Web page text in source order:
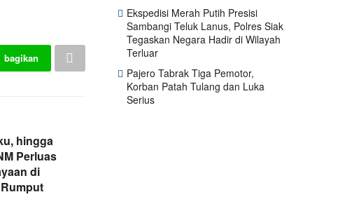
bagikan
hingga
Perluas
di
Ekspedisi Merah Putih Presisi
Sambangi Teluk Lanus, Polres Siak
Tegaskan Negara Hadir di Wilayah
Terluar
Pajero Tabrak Tiga Pemotor,
Korban Patah Tulang dan Luka
Serius